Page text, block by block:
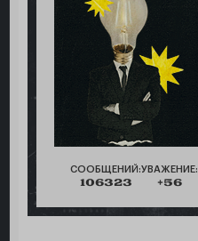
СООБЩЕНИЙ:
106323
УВАЖЕНИЕ:
+56